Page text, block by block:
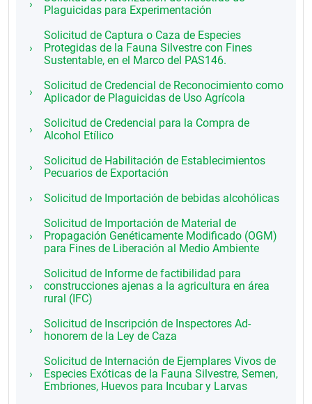
Plaguicidas para Experimentación
Solicitud de Captura o Caza de Especies
Protegidas de la Fauna Silvestre con Fines
Sustentable, en el Marco del PAS146.
Solicitud de Credencial de Reconocimiento como
Aplicador de Plaguicidas de Uso Agrícola
Solicitud de Credencial para la Compra de
Alcohol Etílico
Solicitud de Habilitación de Establecimientos
Pecuarios de Exportación
Solicitud de Importación de bebidas alcohólicas
Solicitud de Importación de Material de
Propagación Genéticamente Modificado (OGM)
para Fines de Liberación al Medio Ambiente
Solicitud de Informe de factibilidad para
construcciones ajenas a la agricultura en área
rural (IFC)
Solicitud de Inscripción de Inspectores Ad-
honorem de la Ley de Caza
Solicitud de Internación de Ejemplares Vivos de
Especies Exóticas de la Fauna Silvestre, Semen,
Embriones, Huevos para Incubar y Larvas